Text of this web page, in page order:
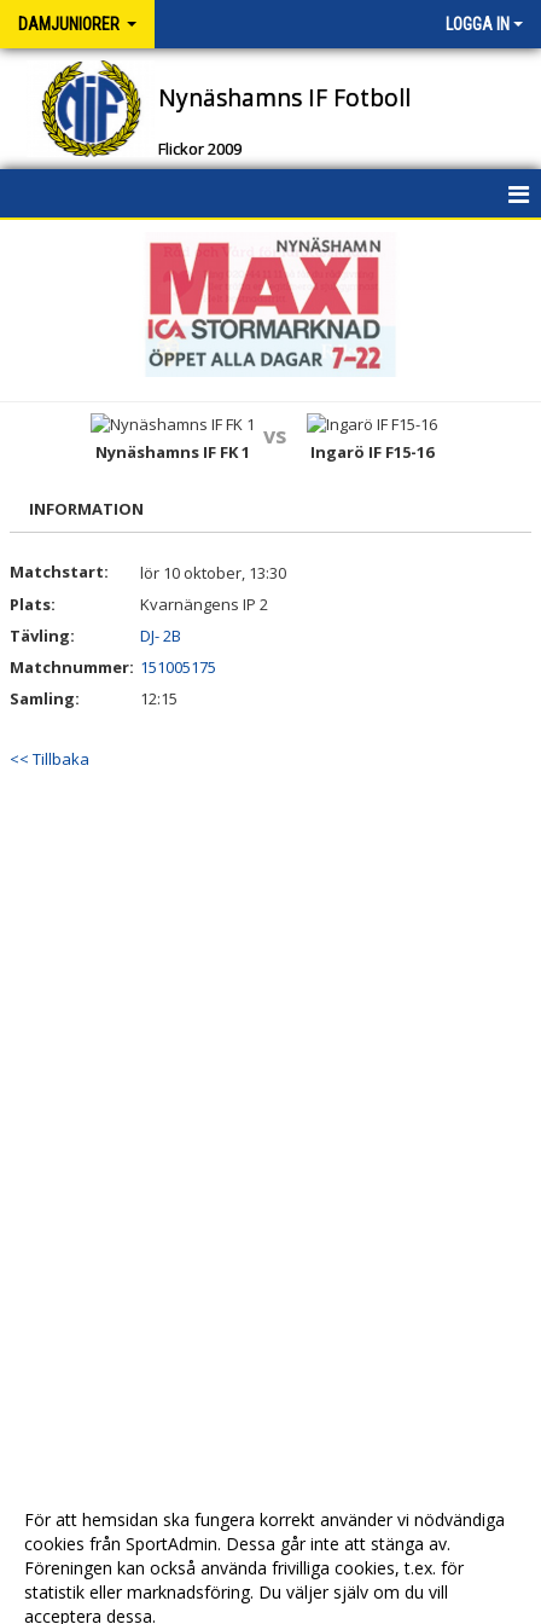
DAMJUNIORER LOGGA IN
Nynäshamns IF Fotboll
Flickor 2009
DOKUMENT
Nynäshamns IF FK 1
vs
Ingarö IF F15-16
INFORMATION
Matchstart:
lör 10 oktober, 13:30
Plats:
Kvarnängens IP 2
Tävling:
DJ- 2B
Matchnummer: 151005175
Samling:
12:15
<< Tillbaka
För att hemsidan ska fungera korrekt använder vi nödvändiga
cookies från SportAdmin. Dessa går inte att stänga av.
Föreningen kan också använda frivilliga cookies, t.ex. för
statistik eller marknadsföring. Du väljer själv om du vill
acceptera dessa.